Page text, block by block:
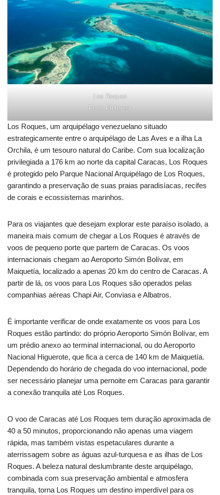
Los Roques
Foto: Pinterest
Los Roques, um arquipélago venezuelano situado
estrategicamente entre o arquipélago de Las Aves e a ilha La
Orchila, é um tesouro natural do Caribe. Com sua localização
privilegiada a 176 km ao norte da capital Caracas, Los Roques
é protegido pelo Parque Nacional Arquipélago de Los Roques,
garantindo a preservação de suas praias paradisíacas, recifes
de corais e ecossistemas marinhos.
Para os viajantes que desejam explorar este paraíso isolado, a
maneira mais comum de chegar a Los Roques é através de
voos de pequeno porte que partem de Caracas. Os voos
internacionais chegam ao Aeroporto Simón Bolívar, em
Maiquetía, localizado a apenas 20 km do centro de Caracas. A
partir de lá, os voos para Los Roques são operados pelas
companhias aéreas Chapi Air, Conviasa e Albatros.
É importante verificar de onde exatamente os voos para Los
Roques estão partindo: do próprio Aeroporto Simón Bolívar, em
um prédio anexo ao terminal internacional, ou do Aeroporto
Nacional Higuerote, que fica a cerca de 140 km de Maiquetía.
Dependendo do horário de chegada do voo internacional, pode
ser necessário planejar uma pernoite em Caracas para garantir
a conexão tranquila até Los Roques.
O voo de Caracas até Los Roques tem duração aproximada de
40 a 50 minutos, proporcionando não apenas uma viagem
rápida, mas também vistas espetaculares durante a
aterrissagem sobre as águas azul-turquesa e as ilhas de Los
Roques. A beleza natural deslumbrante deste arquipélago,
combinada com sua preservação ambiental e atmosfera
tranquila, torna Los Roques um destino imperdível para os